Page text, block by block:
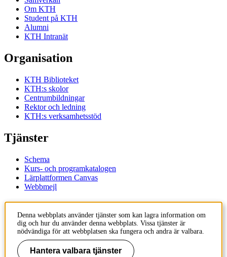
Om KTH
Student på KTH
Alumni
KTH Intranät
Organisation
KTH Biblioteket
KTH:s skolor
Centrumbildningar
Rektor och ledning
KTH:s verksamhetsstöd
Tjänster
Schema
Kurs- och programkatalogen
Lärplattformen Canvas
Webbmejl
Kontakt
KTH
100 44 Stockholm
+46 8 790 60 00
Denna webbplats använder tjänster som kan lagra information om
dig och hur du använder denna webbplats. Vissa tjänster är
nödvändiga för att webbplatsen ska fungera och andra är valbara.
Hantera valbara tjänster